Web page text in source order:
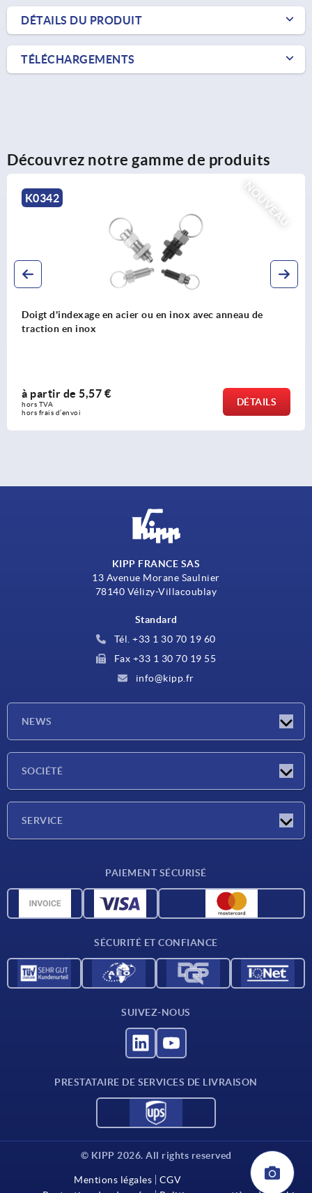
DÉTAILS DU PRODUIT
TÉLÉCHARGEMENTS
Découvrez notre gamme de produits
NOUVEAU
K0635
Doigt d'indexage en acier ou en inox sans embase avec
anneau de traction en inox
à partir de5,98 €
hors TVA
hors frais d’envoi
DÉTAILS
KIPP FRANCE SAS
13 Avenue Morane Saulnier
78140 Vélizy-Villacoublay
Standard
Tél. +33 1 30 70 19 60
Fax +33 1 30 70 19 55
info@kipp.fr
NEWS
SOCIÉTÉ
SERVICE
Données CAO
PAIEMENT SÉCURISÉ
SÉCURITÉ ET CONFIANCE
SUIVEZ-NOUS
PRESTATAIRE DE SERVICES DE LIVRAISON
© KIPP 2026. All rights reserved
Mentions légales
CGV